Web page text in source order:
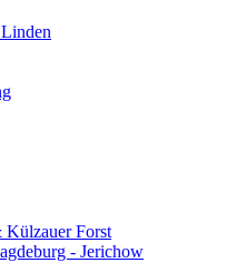
Külzauer Forst
- Jerichow